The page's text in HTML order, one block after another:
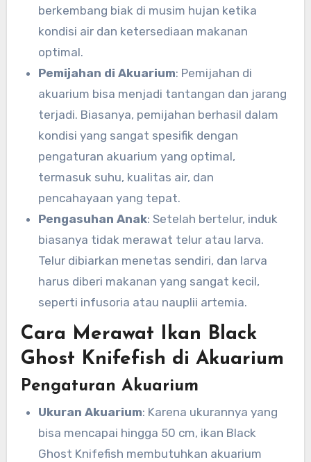
berkembang biak di musim hujan ketika
kondisi air dan ketersediaan makanan
optimal.
Pemijahan di Akuarium: Pemijahan di
akuarium bisa menjadi tantangan dan jarang
terjadi. Biasanya, pemijahan berhasil dalam
kondisi yang sangat spesifik dengan
pengaturan akuarium yang optimal,
termasuk suhu, kualitas air, dan
pencahayaan yang tepat.
Pengasuhan Anak: Setelah bertelur, induk
biasanya tidak merawat telur atau larva.
Telur dibiarkan menetas sendiri, dan larva
harus diberi makanan yang sangat kecil,
seperti infusoria atau nauplii artemia.
Cara Merawat Ikan Black
Ghost Knifefish di Akuarium
Pengaturan Akuarium
Ukuran Akuarium: Karena ukurannya yang
bisa mencapai hingga 50 cm, ikan Black
Ghost Knifefish membutuhkan akuarium